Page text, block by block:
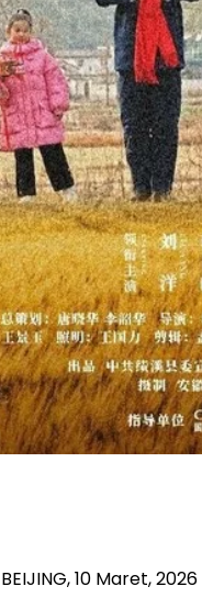
BEIJING,10 Maret, 2026